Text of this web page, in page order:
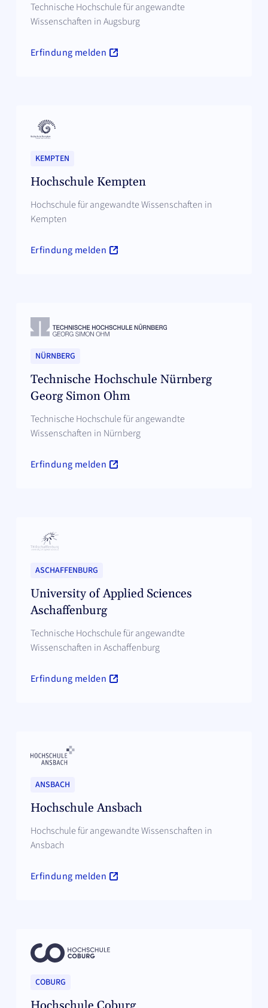
Technische Hochschule für angewandte
Wissenschaften in Augsburg
Erfindung melden
KEMPTEN
Hochschule Kempten
Hochschule für angewandte Wissenschaften in
Kempten
Erfindung melden
NÜRNBERG
Technische Hochschule Nürnberg
Georg Simon Ohm
Technische Hochschule für angewandte
Wissenschaften in Nürnberg
Erfindung melden
ASCHAFFENBURG
University of Applied Sciences
Aschaffenburg
Technische Hochschule für angewandte
Wissenschaften in Aschaffenburg
Erfindung melden
ANSBACH
Hochschule Ansbach
Hochschule für angewandte Wissenschaften in
Ansbach
Erfindung melden
COBURG